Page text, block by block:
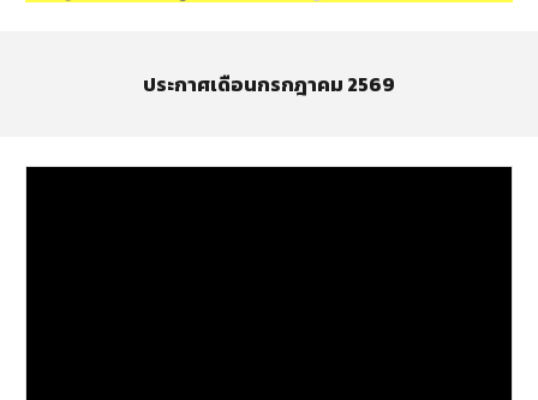
ประกาศเดือนกรกฎาคม 2569